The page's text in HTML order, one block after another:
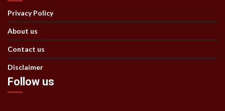
Privacy Policy
About us
Contact us
Disclaimer
Follow us